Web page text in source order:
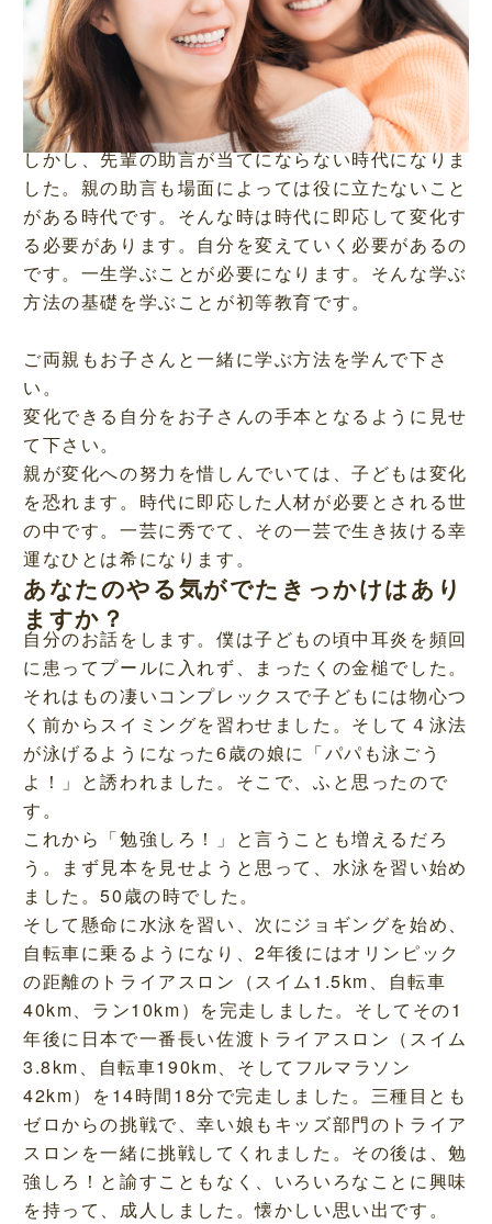
しかし、先輩の助言が当てにならない時代になりま
した。親の助言も場面によっては役に立たないこと
がある時代です。そんな時は時代に即応して変化す
る必要があります。自分を変えていく必要があるの
です。一生学ぶことが必要になります。そんな学ぶ
方法の基礎を学ぶことが初等教育です。
ご両親もお子さんと一緒に学ぶ方法を学んで下さ
い。
変化できる自分をお子さんの手本となるように見せ
て下さい。
親が変化への努力を惜しんでいては、子どもは変化
を恐れます。時代に即応した人材が必要とされる世
の中です。一芸に秀でて、その一芸で生き抜ける幸
運なひとは希になります。
あなたのやる気がでたきっかけはあり
ますか？
自分のお話をします。僕は子どもの頃中耳炎を頻回
に患ってプールに入れず、まったくの金槌でした。
それはもの凄いコンプレックスで子どもには物心つ
く前からスイミングを習わせました。そして４泳法
が泳げるようになった6歳の娘に「パパも泳ごう
よ！」と誘われました。そこで、ふと思ったので
す。
これから「勉強しろ！」と言うことも増えるだろ
う。まず見本を見せようと思って、水泳を習い始め
ました。50歳の時でした。
そして懸命に水泳を習い、次にジョギングを始め、
自転車に乗るようになり、2年後にはオリンピック
の距離のトライアスロン（スイム1.5km、自転車
40km、ラン10km）を完走しました。そしてその1
年後に日本で一番長い佐渡トライアスロン（スイム
3.8km、自転車190km、そしてフルマラソン
42km）を14時間18分で完走しました。三種目とも
ゼロからの挑戦で、幸い娘もキッズ部門のトライア
スロンを一緒に挑戦してくれました。その後は、勉
強しろ！と諭すこともなく、いろいろなことに興味
を持って、成人しました。懐かしい思い出です。